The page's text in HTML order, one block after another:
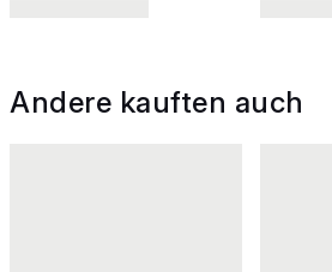
Andere kauften auch